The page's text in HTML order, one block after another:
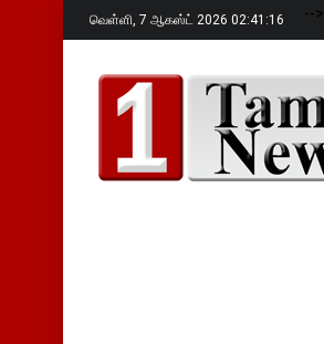
வெள்ளி, 7 ஆகஸ்ட் 2026 02:41:17 -->